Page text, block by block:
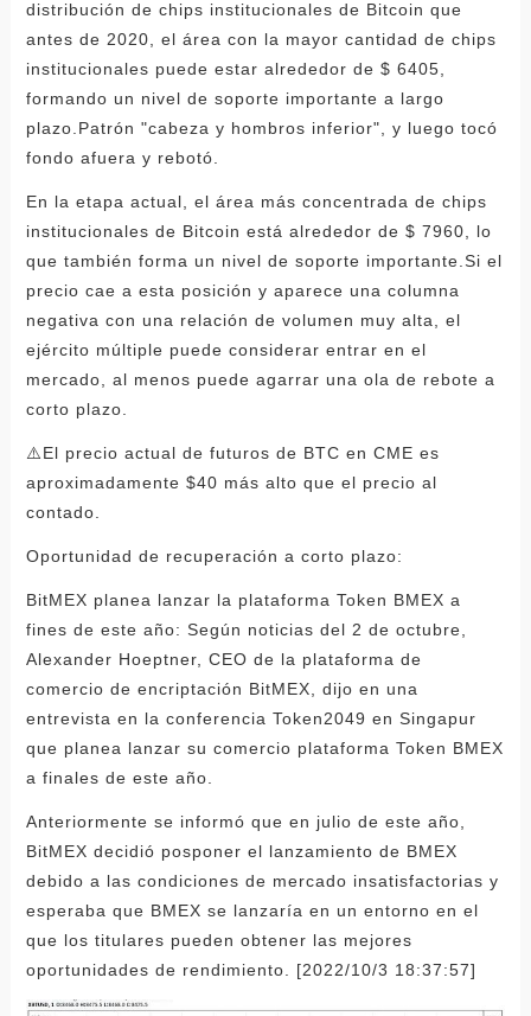
distribución de chips institucionales de Bitcoin que
antes de 2020, el área con la mayor cantidad de chips
institucionales puede estar alrededor de $ 6405,
formando un nivel de soporte importante a largo
plazo.Patrón "cabeza y hombros inferior", y luego tocó
fondo afuera y rebotó.
En la etapa actual, el área más concentrada de chips
institucionales de Bitcoin está alrededor de $ 7960, lo
que también forma un nivel de soporte importante.Si el
precio cae a esta posición y aparece una columna
negativa con una relación de volumen muy alta, el
ejército múltiple puede considerar entrar en el
mercado, al menos puede agarrar una ola de rebote a
corto plazo.
⚠️El precio actual de futuros de BTC en CME es
aproximadamente $40 más alto que el precio al
contado.
Oportunidad de recuperación a corto plazo:
BitMEX planea lanzar la plataforma Token BMEX a
fines de este año: Según noticias del 2 de octubre,
Alexander Hoeptner, CEO de la plataforma de
comercio de encriptación BitMEX, dijo en una
entrevista en la conferencia Token2049 en Singapur
que planea lanzar su comercio plataforma Token BMEX
a finales de este año.
Anteriormente se informó que en julio de este año,
BitMEX decidió posponer el lanzamiento de BMEX
debido a las condiciones de mercado insatisfactorias y
esperaba que BMEX se lanzaría en un entorno en el
que los titulares pueden obtener las mejores
oportunidades de rendimiento. [2022/10/3 18:37:57]